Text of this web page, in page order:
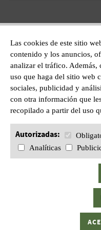
Las cookies de este sitio
contenido y los anuncios,
analizar el tráfico.
uso que haga del sitio web
sociales, publicidad y
con otra información que
recopilado a partir del uso
Autorizadas:
Analíticas
Gran Kaptura, S.L.U
Todos los derechos reservados